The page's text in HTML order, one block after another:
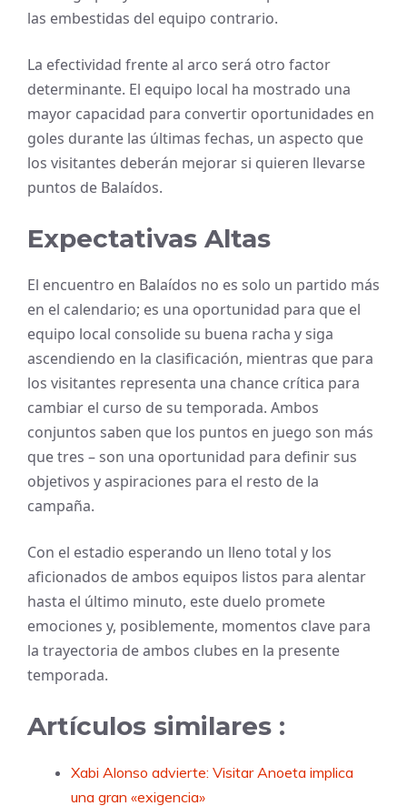
las embestidas del equipo contrario.
La efectividad frente al arco será otro factor
determinante. El equipo local ha mostrado una
mayor capacidad para convertir oportunidades en
goles durante las últimas fechas, un aspecto que
los visitantes deberán mejorar si quieren llevarse
puntos de Balaídos.
Expectativas Altas
El encuentro en Balaídos no es solo un partido más
en el calendario; es una oportunidad para que el
equipo local consolide su buena racha y siga
ascendiendo en la clasificación, mientras que para
los visitantes representa una chance crítica para
cambiar el curso de su temporada. Ambos
conjuntos saben que los puntos en juego son más
que tres – son una oportunidad para definir sus
objetivos y aspiraciones para el resto de la
campaña.
Con el estadio esperando un lleno total y los
aficionados de ambos equipos listos para alentar
hasta el último minuto, este duelo promete
emociones y, posiblemente, momentos clave para
la trayectoria de ambos clubes en la presente
temporada.
Artículos similares :
Xabi Alonso advierte: Visitar Anoeta implica
una gran «exigencia»